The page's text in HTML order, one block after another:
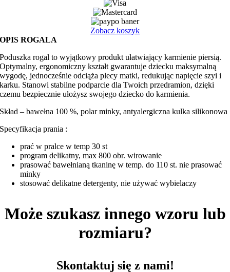
Zobacz koszyk
OPIS ROGALA
Poduszka rogal to wyjątkowy produkt ułatwiający karmienie piersią.
Optymalny, ergonomiczny kształt gwarantuje dziecku maksymalną
wygodę, jednocześnie odciąża plecy matki, redukując napięcie szyi i
karku. Stanowi stabilne podparcie dla Twoich przedramion, dzięki
czemu bezpiecznie ułożysz swojego dziecko do karmienia.
Skład – bawełna 100 %, polar minky, antyalergiczna kulka silikonowa
Specyfikacja prania :
prać w pralce w temp 30 st
program delikatny, max 800 obr. wirowanie
prasować bawełnianą tkaninę w temp. do 110 st. nie prasować
minky
stosować delikatne detergenty, nie używać wybielaczy
Może szukasz innego wzoru lub
rozmiaru?
Skontaktuj się z nami!